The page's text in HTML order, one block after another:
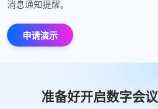
消息通知提醒。
申请演示
准备好开启数字会